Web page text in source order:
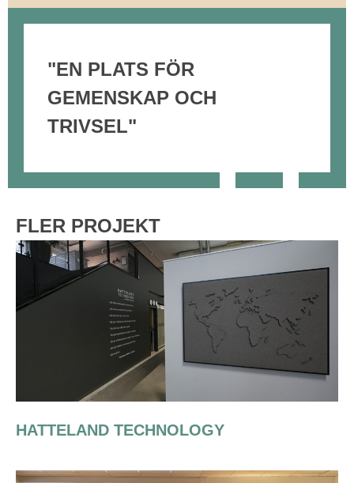
"EN PLATS FÖR
GEMENSKAP OCH
TRIVSEL"
FLER PROJEKT
HATTELAND TECHNOLOGY